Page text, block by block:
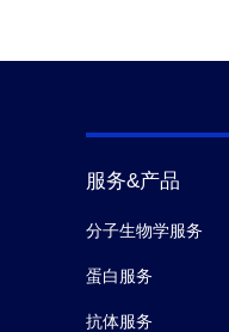
服务&产品
分子生物学服务
蛋白服务
抗体服务